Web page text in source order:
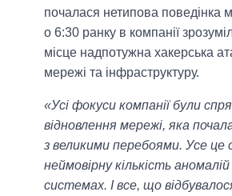
почалася нетипова поведінка
о 6:30 ранку в компанії
місце надпотужна хакерська
мережі та інфраструктуру.
«Усі фокуси компанії були
відновлення мережі, яка
з великими перебоями. Усе це
неймовірну кількість
системах. І все, що